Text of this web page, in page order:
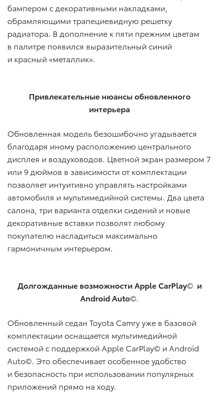
бампером с декоративными накладками,
обрамляющими трапециевидную решетку
радиатора. В дополнение к пяти прежним цветам
в палитре появился выразительный синий
и красный «металлик».
Привлекательные нюансы обновленного
интерьера
Обновленная модель безошибочно угадывается
благодаря иному расположению центрального
дисплея и воздуховодов. Цветной экран размером 7
или 9 дюймов в зависимости от комплектации
позволяет интуитивно управлять настройками
автомобиля и мультимедийной системы. Два цвета
салона, три варианта отделки сидений и новые
декоративные вставки позволят любому
покупателю насладиться максимально
гармоничным интерьером.
Долгожданные возможностиAppleCarPlay© и
AndroidAuto©.
Обновленный седан Toyota Camry уже в базовой
комплектации оснащается мультимедийной
системой с поддержкой Apple CarPlay© и Android
Auto©. Это обеспечивает особенное удобство
и безопасность при использовании популярных
приложений прямо на ходу.